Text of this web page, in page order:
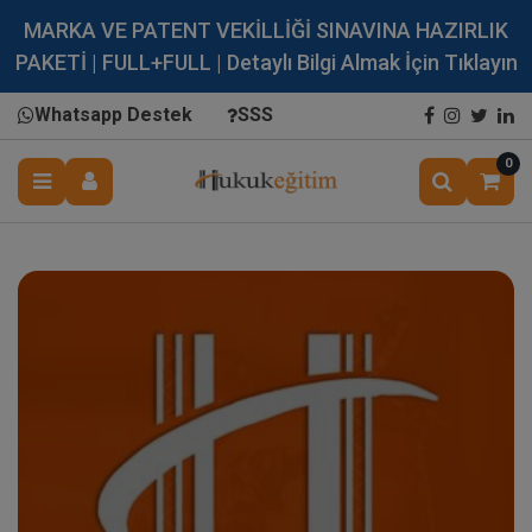
MARKA VE PATENT VEKİLLİĞİ SINAVINA HAZIRLIK
PAKETİ | FULL+FULL | Detaylı Bilgi Almak İçin Tıklayın
Whatsapp Destek SSS
0